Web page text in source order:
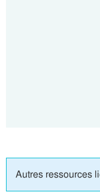
Autres ressources